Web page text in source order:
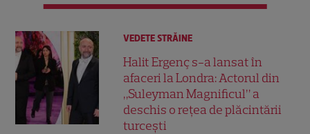
VEDETE STRĂINE
Halit Ergenç s-a lansat în
afaceri la Londra: Actorul din
„Suleyman Magnificul” a
deschis o rețea de plăcintării
turcești